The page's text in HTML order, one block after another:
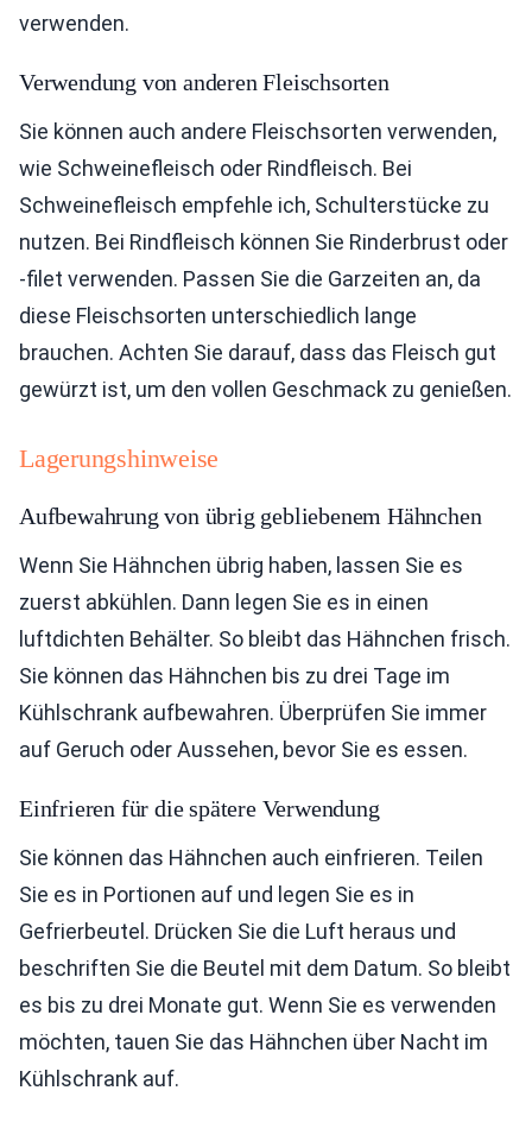
verwenden.
Verwendung von anderen Fleischsorten
Sie können auch andere Fleischsorten verwenden,
wie Schweinefleisch oder Rindfleisch. Bei
Schweinefleisch empfehle ich, Schulterstücke zu
nutzen. Bei Rindfleisch können Sie Rinderbrust oder
-filet verwenden. Passen Sie die Garzeiten an, da
diese Fleischsorten unterschiedlich lange
brauchen. Achten Sie darauf, dass das Fleisch gut
gewürzt ist, um den vollen Geschmack zu genießen.
Lagerungshinweise
Aufbewahrung von übrig gebliebenem Hähnchen
Wenn Sie Hähnchen übrig haben, lassen Sie es
zuerst abkühlen. Dann legen Sie es in einen
luftdichten Behälter. So bleibt das Hähnchen frisch.
Sie können das Hähnchen bis zu drei Tage im
Kühlschrank aufbewahren. Überprüfen Sie immer
auf Geruch oder Aussehen, bevor Sie es essen.
Einfrieren für die spätere Verwendung
Sie können das Hähnchen auch einfrieren. Teilen
Sie es in Portionen auf und legen Sie es in
Gefrierbeutel. Drücken Sie die Luft heraus und
beschriften Sie die Beutel mit dem Datum. So bleibt
es bis zu drei Monate gut. Wenn Sie es verwenden
möchten, tauen Sie das Hähnchen über Nacht im
Kühlschrank auf.